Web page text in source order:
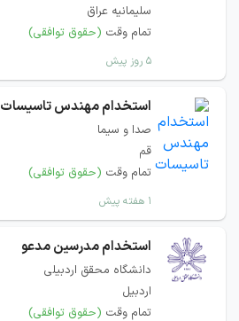
سلیمانیه عراق
تمام وقت (حقوق توافقی)
۵ روز پیش
استخدام مهندس تاسیسات
صدا و سیما
قم
تمام وقت (حقوق توافقی)
۱ هفته پیش
استخدام مدرسین مدعو
دانشگاه محقق اردبیلی
اردبیل
تمام وقت (حقوق توافقی)